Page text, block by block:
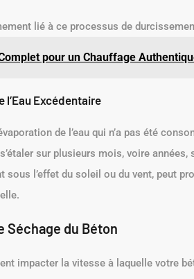
lié à ce processus de
pour un Chauffage
l’Eau Excédentaire
de l’eau qui n’a pas été
sur plusieurs mois, voire
sous l’effet du soleil ou du vent, peut
Séchage du Béton
impacter la vitesse à laquelle votre